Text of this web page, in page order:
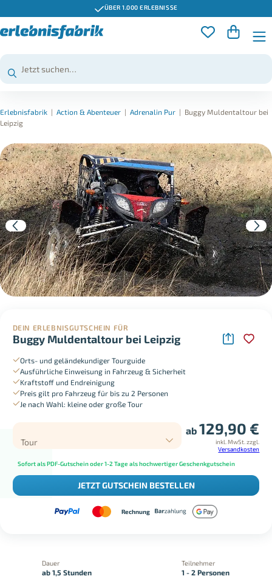
ÜBER 1.000 ERLEBNISSE
Erlebnisfabrik | Action & Abenteuer | Adrenalin Pur | Buggy Muldentaltour bei
Leipzig
DEIN ERLEBNISGUTSCHEIN FÜR
Buggy Muldentaltour bei Leipzig
Orts- und geländekundiger Tourguide
Ausführliche Einweisung in Fahrzeug & Sicherheit
Kraftstoff und Endreinigung
Preis gilt pro Fahrzeug für bis zu 2 Personen
Je nach Wahl: kleine oder große Tour
Tour
ab129,90 €
inkl. MwSt. zzgl.
Versandkosten
Sofort als PDF-Gutschein oder 1-2 Tage als hochwertiger Geschenkgutschein
JETZT GUTSCHEIN BESTELLEN
Rechnung
Dauer
ab 1,5 Stunden
Teilnehmer
1 - 2 Personen